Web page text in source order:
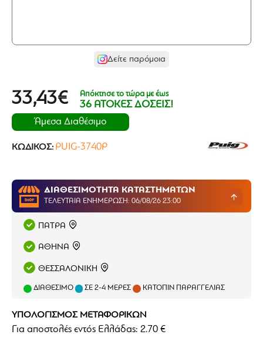
Δείτε παρόμοια
33,43€ Απόκτησε το τώρα με έως
36 ΑΤΟΚΕΣ ΔΟΣΕΙΣ!
Άμεσα Διαθέσιμο
ΚΩΔΙΚΌΣ: PUIG-3740P
ΔΙΑΘΕΣΙΜΟΤΗΤΑ ΚΑΤΑΣΤΗΜΑΤΩΝ
ΤΕΛΕΥΤΑΊΑ ΕΝΗΜΈΡΩΣΗ: 06/08/26 23:00
ΠΑΤΡΑ
ΑΘΗΝΑ
ΘΕΣΣΑΛΟΝΙΚΗ
ΔΙΑΘΈΣΙΜΟ ΣΕ 2-4 ΜΈΡΕΣ ΚΑΤΌΠΙΝ ΠΑΡΑΓΓΕΛΊΑΣ
ΥΠΟΛΟΓΙΣΜΟΣ ΜΕΤΑΦΟΡΙΚΩΝ
Για αποστολές εντός Ελλάδας: 2.70 €